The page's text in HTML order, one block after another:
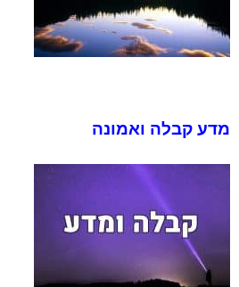
מדע קבלה ואמונה